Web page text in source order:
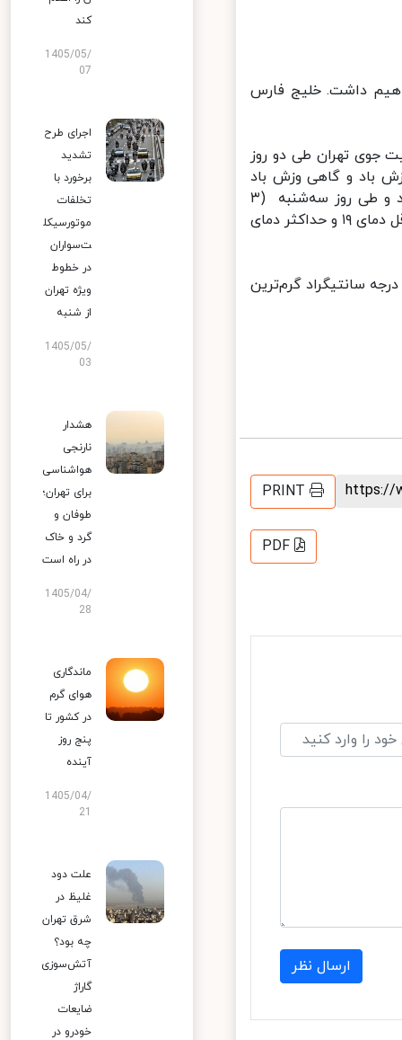
خواهیم داشت. خلیج فارس
تهران طی دو روز
و وزش باد و گاهی وزش باد
شدید و گرد و خاک با حداقل دمای ۱۵ و حداکثر دمای ۳۲ درجه سانتیگراد و طی ‌روز سه‌شنبه (۳
خرداد) قسمتی ابری‌ و وزش باد و گاهی وزش باد شدید و گرد و خاک با حداقل دمای ۱۹ و حداکثر دمای
پایان گفت: طی امروز و فردا ( ۱و ۲ خرداد) اهواز با دمای ۴۳ و۴۵ درجه سانتیگراد گرم‌ترین
PRINT
PDF
ارسال نظر
کند
1405/05/
07
اجرای طرح
تشدید
برخورد با
تخلفات
موتورسیکل
ت‌سواران
در خطوط
ویژه تهران
از شنبه
1405/05/
03
هشدار
نارنجی
هواشناسی
برای تهران؛
طوفان و
گرد و خاک
در راه است
1405/04/
28
ماندگاری
هوای گرم
در کشور تا
پنج روز
آینده
1405/04/
علت دود
غلیظ در
شرق تهران
چه بود؟
آتش‌سوزی
گاراژ
ضایعات
خودرو در